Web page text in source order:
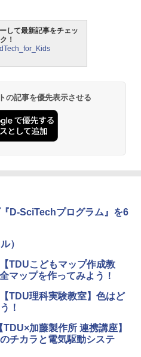
して最新記事をチェッ
ク！
の記事を優先表示させる
D-SciTechプログラム』を6
）
TDUこどもマップ作成教
マップを作ってみよう！
TDU理科実験教室】色はど
！
加藤製作所 連携講座】
チカラと電気駆動システ